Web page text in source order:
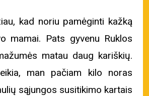
kad noriu pamėginti kažką
mamai. Pats gyvenu Ruklos
matau daug kariškių.
man pačiam kilo noras
sąjungos susitikimo kartais